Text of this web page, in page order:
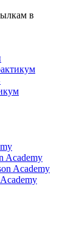
в
Academy
Academy